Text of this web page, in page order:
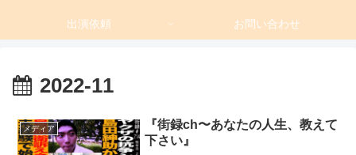
出演依頼 お問い合わせ
2022-11
メディア
『街録ch〜あなたの人生、教えて
下さい』